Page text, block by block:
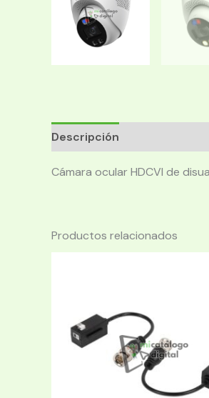
Descripción
Cámara ocular HDCVI de
Productos relacionados